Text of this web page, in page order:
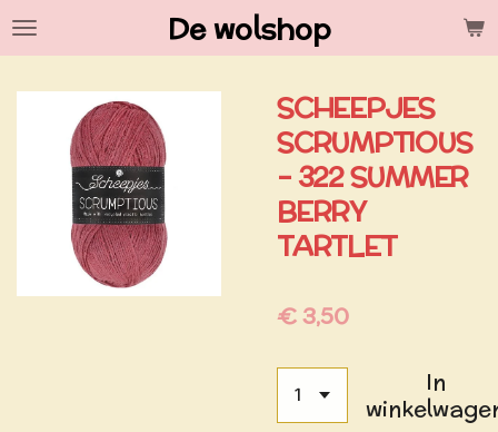
Ga
hoofdinhoud
De wolshop
SCHEEPJES
SCRUMPTIOUS
- 322 SUMMER
BERRY
TARTLET
€ 3,50
In